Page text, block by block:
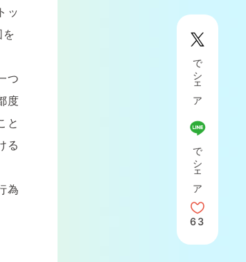
でシェア
でシェア
ッ
つ
度
と
る
為